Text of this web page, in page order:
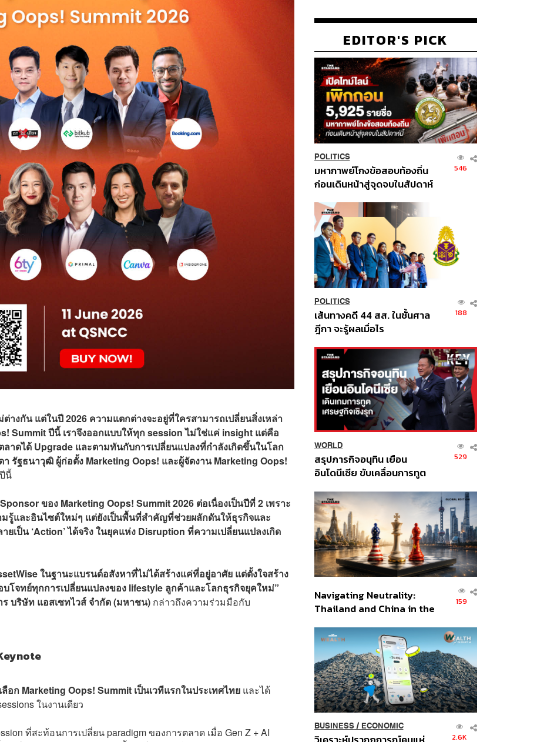
างกัน แต่ในปี 2026 ความแตกต่างจะอยู่ที่ใครสามารถเปลี่ยนสิ่งเหล่า
Summit ปีนี้ เราจึงออกแบบให้ทุก session ไม่ใช่แค่ insight แต่คือ
าดได้ Upgrade และตามทันกับการเปลี่ยนแปลงที่กำลังเกิดขึ้นในโลก
ฐธนาวุฒิ ผู้ก่อตั้ง Marketing Oops! และผู้จัดงาน Marketing Oops!
นี้
ของ Marketing Oops! Summit 2026 ต่อเนื่องเป็นปีที่ 2 เพราะ
ามรู้และอินไซต์ใหม่ๆ แต่ยังเป็นพื้นที่สำคัญที่ช่วยผลักดันให้ธุรกิจและ
ยเป็น ‘Action’ ได้จริง ในยุคแห่ง Disruption ที่ความเปลี่ยนแปลงเกิด
ในฐานะแบรนด์อสังหาที่ไม่ได้สร้างแค่ที่อยู่อาศัย แต่ตั้งใจสร้าง
จทย์ทุกการเปลี่ยนแปลงของ lifestyle ลูกค้าและโลกธุรกิจยุคใหม่”
บริษัท แอสเซทไวส์ จำกัด (มหาชน) กล่าวถึงความร่วมมือกับ
ลือก Marketing Oops! Summit เป็นเวทีแรกในประเทศไทย และได้
ในงานเดียว
ที่สะท้อนการเปลี่ยน paradigm ของการตลาด เมื่อ Gen Z + AI
EDITOR'S PICK
POLITICS
มหากาพย์โกงข้อสอบท้องถิ่น
ก่อนเดินหน้าสู่จุดจบในสัปดาห์
546
POLITICS
เส้นทางคดี 44 สส. ในชั้นศาล
ฎีกา จะรู้ผลเมื่อไร
188
WORLD
สรุปภารกิจอนุทิน เยือน
อินโดนีเซีย ขับเคลื่อนการทูต
ส่วนยุทธศาสตร์ไทย –
อินโดนีเซีย
529
Navigating Neutrality:
Thailand and China in the
Order
159
BUSINESS/ ECONOMIC
2.6K